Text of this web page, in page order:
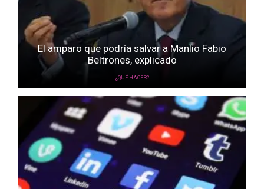
El amparo que podría salvar a Manlio Fabio
Beltrones, explicado
¿QUÉ HACER?